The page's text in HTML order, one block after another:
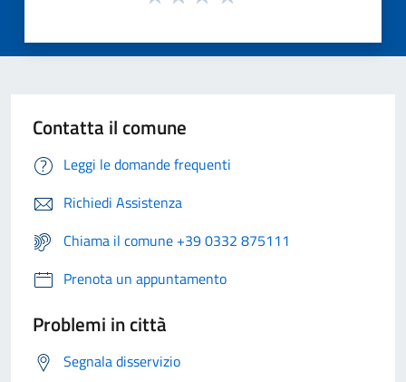
Contatta il comune
Leggi le domande frequenti
Richiedi Assistenza
Chiama il comune +39 0332 875111
Prenota un appuntamento
Problemi in città
Segnala disservizio